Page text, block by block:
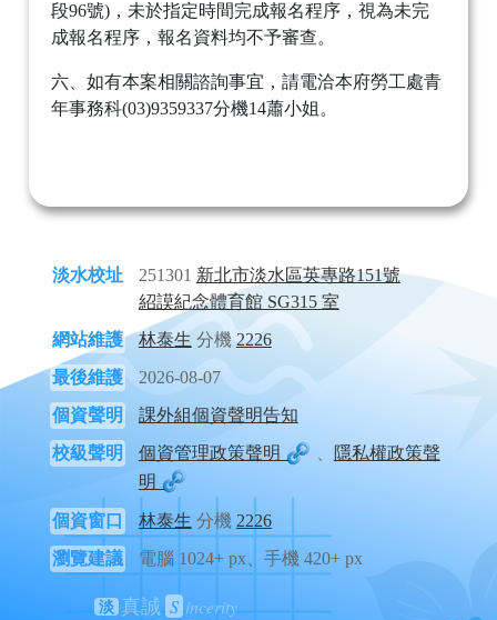
段96號)，未於指定時間完成報名程序，視為未完
成報名程序，報名資料均不予審查。
六、如有本案相關諮詢事宜，請電洽本府勞工處青
年事務科(03)9359337分機14蕭小姐。
淡水校址 251301 新北市淡水區英專路151號
紹謨紀念體育館 SG315 室
網站維護
林泰生 分機 2226
最後維護
2026-08-07
個資聲明
課外組個資聲明告知
校級聲明
個資管理政策聲明 、
隱私權政策聲
明
個資窗口 林泰生 分機 2226
瀏覽建議
電腦 1024+ px、手機 420+ px
淡 真誠 S incerity